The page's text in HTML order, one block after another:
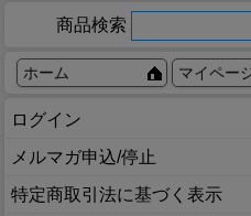
商品検索
ホーム マイペー
ログイン
メルマガ申込/停止
特定商取引法に基づく表示